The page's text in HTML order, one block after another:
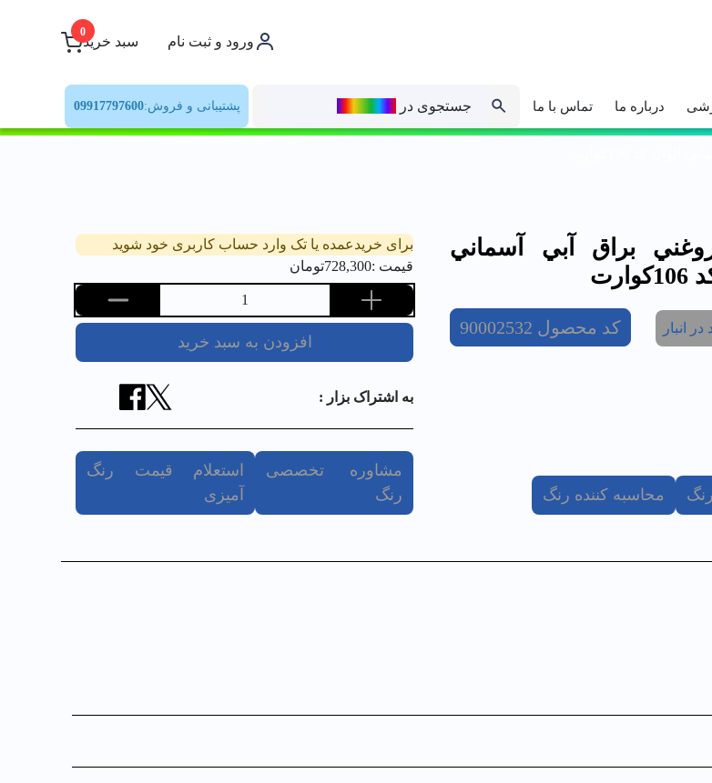
ورود و ثبت نام سبد خرید
0
درباره ما تماس با ما جستجوی در پشتیبانی و فروش:09917797600
براق آبي آسماني
انبار کد محصول 90002532
محاسبه کننده رنگ
برای خریدعمده یا تک وارد حساب کاربری خود شوید
قیمت :728,300تومان
1
افزودن به سبد خرید
به اشتراک بزار :
مشاوره تخصصی
رنگ
استعلام قیمت رنگ
آمیزی